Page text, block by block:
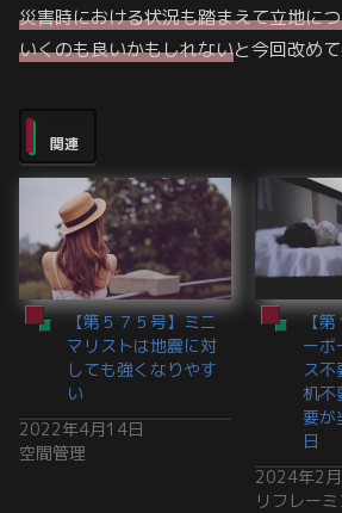
災害時における状況も踏まえて立地に
いくのも良いかもしれないと今回改め
関連
【第５７５号】ミニ
マリストは地震に対
しても強くなりやす
い
2022年4月14日
空間管理
【
ーボ
ス不
机不
要が
日
2024年2
リフレー